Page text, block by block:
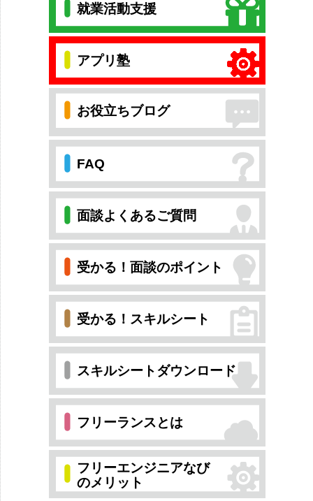
就業活動支援
アプリ塾
お役立ちブログ
FAQ
面談よくあるご質問
受かる！面談のポイント
受かる！スキルシート
スキルシートダウンロード
フリーランスとは
フリーエンジニアなび
のメリット